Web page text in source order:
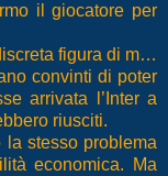
il giocatore per
figura di m…
convinti di poter
arrivata l’Inter a
riusciti.
stesso problema
economica. Ma